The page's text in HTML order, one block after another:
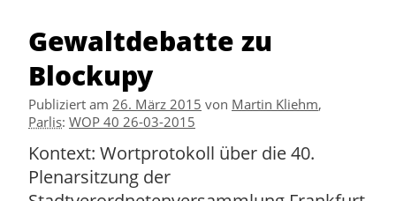
Gewaltdebatte zu
Blockupy
Publiziert am 26. März 2015 von Martin Kliehm,
Parlis: WOP 40 26-03-2015
Kontext: Wortprotokoll über die 40.
Plenarsitzung der